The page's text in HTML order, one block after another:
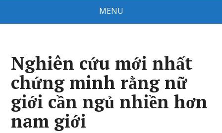
MENU
Nghiên cứu mới nhất
chứng minh rằng nữ
giới cần ngủ nhiền hơn
nam giới